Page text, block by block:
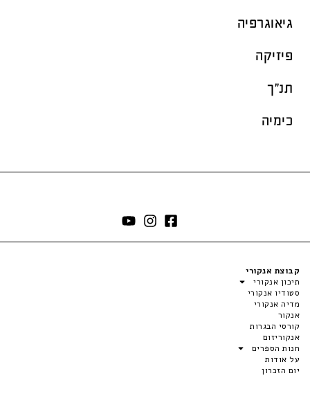
גיאוגרפיה
פיזיקה
תנ"ך
כימיה
קבוצת אנקורי
תיכון אנקורי
סטודיו אנקורי
מדיה אנקורי
אנקור
קורסי הבגרות
אנקוריזום
חנות הספרים
על אודות
יום הזכרון